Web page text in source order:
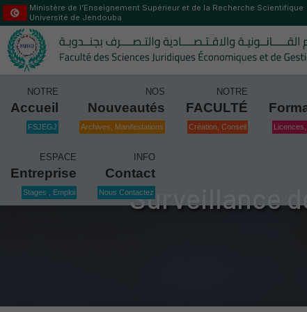
Ministère de l’Enseignement Supérieur et de la Recherche Scientifique
Université de Jendouba
NOTRE
Accueil
FSJEGJ
NOS
Nouveautés
Archives, Manifestations
NOTRE
FACULTÉ
Création, Conseil
ESPACE
Entreprise
Stages , Emploi
INFO
Contact
Nous ContactezSurveillance